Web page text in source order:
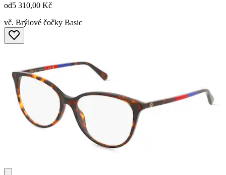
od5 310,00 Kč
vč. Brýlové čočky Basic